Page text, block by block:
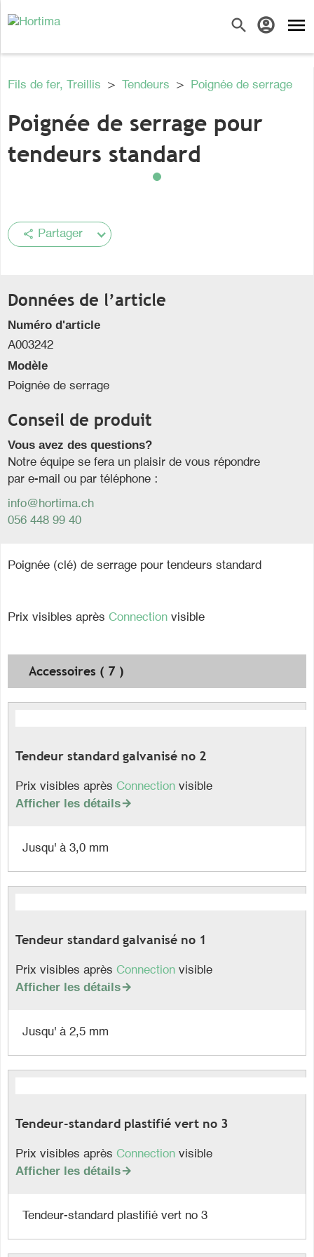
search account_circle menu
Fils de fer, Treillis > Tendeurs > Poignée de serrage
Poignée de serrage pour
tendeurs standard
share Partager
Données de l’article
Numéro d'article
A003242
Modèle
Poignée de serrage
Conseil de produit
Vous avez des questions?
Notre équipe se fera un plaisir de vous répondre
par e-mail ou par téléphone :
info@hortima.ch
056 448 99 40
Poignée (clé) de serrage pour tendeurs standard
Prix visibles après Connection visible
Accessoires ( 7 )
Tendeur standard galvanisé no 2
Prix visibles après Connection visible
Afficher les détails
Jusqu' à 3,0 mm
Tendeur standard galvanisé no 1
Prix visibles après Connection visible
Afficher les détails
Jusqu' à 2,5 mm
Tendeur-standard plastifié vert no 3
Prix visibles après Connection visible
Afficher les détails
Tendeur-standard plastifié vert no 3